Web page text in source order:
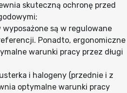
skuteczną ochronę przed
są w regulowane
Ponadto, ergonomiczne
warunki pracy przez długi
i halogeny (przednie i z
optymalne warunki pracy